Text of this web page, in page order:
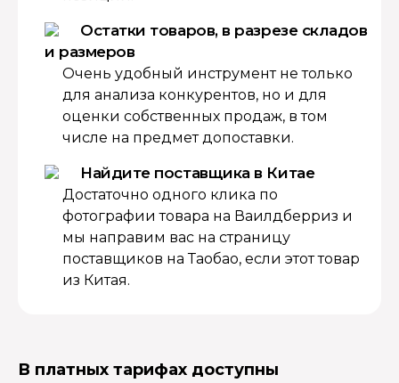
Остатки товаров, в разрезе складов
и размеров
Очень удобный инструмент не только
для анализа конкурентов, но и для
оценки собственных продаж, в том
числе на предмет допоставки.
Найдите поставщика в Китае
Достаточно одного клика по
фотографии товара на Ваилдберриз и
мы направим вас на страницу
поставщиков на Таобао, если этот товар
из Китая.
В платных тарифах доступны